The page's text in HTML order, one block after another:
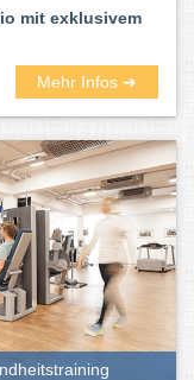
mit exklusivem
Mehr Infos ➜